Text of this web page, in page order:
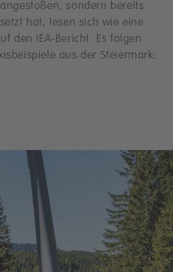
sondern bereits
hat, lesen sich wie eine
den IEA-Bericht. Es folgen
aus der Steiermark: